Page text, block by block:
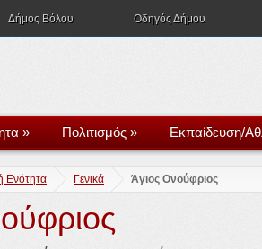
Δήμος Βόλου Οδηγός Δήμου
» Πολιτισμός » Εκπαίδευση/
Ενότητα Γενικά Άγιος Ονούφριος